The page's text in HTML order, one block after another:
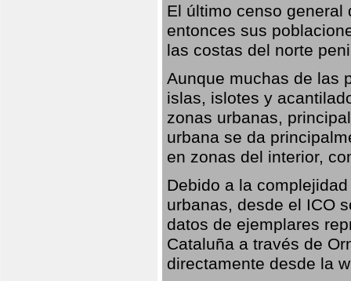
El último censo
entonces sus
las costas del norte
Aunque muchas de las
islas, islotes y
zonas urbanas,
urbana se da
en zonas del interior,
Debido a la
urbanas, desde el ICO
datos de ejemplares
Cataluña a través de
directamente desde la